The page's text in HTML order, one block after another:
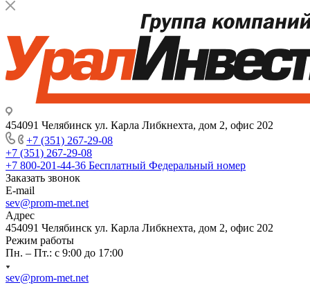
454091 Челябинск ул. Карла Либкнехта, дом 2, офис 202
+7 (351) 267-29-08
+7 (351) 267-29-08
+7 800-201-44-36 Бесплатный Федеральный номер
Заказать звонок
E-mail
sev@prom-met.net
Адрес
454091 Челябинск ул. Карла Либкнехта, дом 2, офис 202
Режим работы
Пн. – Пт.: с 9:00 до 17:00
sev@prom-met.net